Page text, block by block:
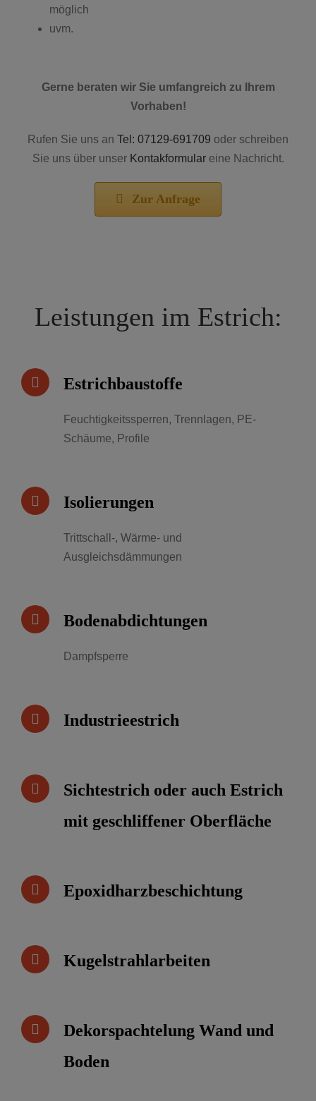
möglich
uvm.
Gerne beraten wir Sie umfangreich zu Ihrem
Vorhaben!
Rufen Sie uns an Tel: 07129-691709 oder schreiben
Sie uns über unser Kontakformulareine Nachricht.
Zur Anfrage
Leistungen im Estrich:
Estrichbaustoffe
Feuchtigkeitssperren, Trennlagen, PE-
Schäume, Profile
Isolierungen
Trittschall-, Wärme- und
Ausgleichsdämmungen
Bodenabdichtungen
Dampfsperre
Industrieestrich
Sichtestrich oder auch Estrich
mit geschliffener Oberfläche
Epoxidharzbeschichtung
Kugelstrahlarbeiten
Dekorspachtelung Wand und
Boden